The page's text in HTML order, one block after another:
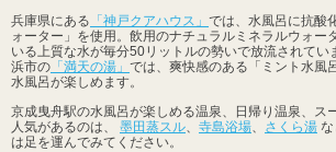
兵庫県にある 「神戸クアハウス」 では、水風呂に抗酸
ォーター」を使用。飲用のナチュラルミネラルウォー
いる上質な水が毎分50リットルの勢いで放流されてい
浜市の 「満天の湯」 では、爽快感のある「ミント水風
水風呂が楽しめます。
京成曳舟駅の水風呂が楽しめる温泉、日帰り温泉、ス
人気があるのは、 墨田蒸スル、 寺島浴場、 さくら湯
は足を運んでみてください。